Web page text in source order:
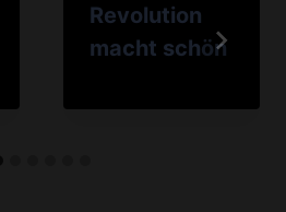
Revolution
macht schön